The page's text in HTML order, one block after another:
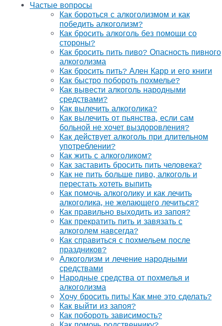
Частые вопросы
Как бороться с алкоголизмом и как
победить алкоголизм?
Как бросить алкоголь без помощи со
стороны?
Как бросить пить пиво? Опасность пивного
алкоголизма
Как бросить пить? Ален Карр и его книги
Как быстро побороть похмелье?
Как вывести алкоголь народными
средствами?
Как вылечить алкоголика?
Как вылечить от пьянства, если сам
больной не хочет выздоровления?
Как действует алкоголь при длительном
употреблении?
Как жить с алкоголиком?
Как заставить бросить пить человека?
Как не пить больше пиво, алкоголь и
перестать хотеть выпить
Как помочь алкоголику и как лечить
алкоголика, не желающего лечиться?
Как правильно выходить из запоя?
Как прекратить пить и завязать с
алкоголем навсегда?
Как справиться с похмельем после
праздников?
Алкоголизм и лечение народными
средствами
Народные средства от похмелья и
алкоголизма
Хочу бросить пить! Как мне это сделать?
Как выйти из запоя?
Как побороть зависимость?